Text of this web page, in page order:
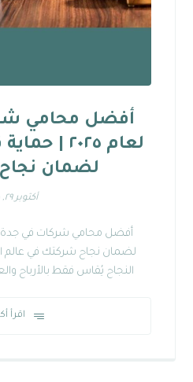
أفضل محامي
لعام ٢٠٢٥
لضمان
أكتوبر ٢٩, ٢٠٢٥
أفضل محامي شركات في جدة –
لضمان نجاح شركتك في عالم
النجاح يُقاس فقط بالأرباح
اقرأ